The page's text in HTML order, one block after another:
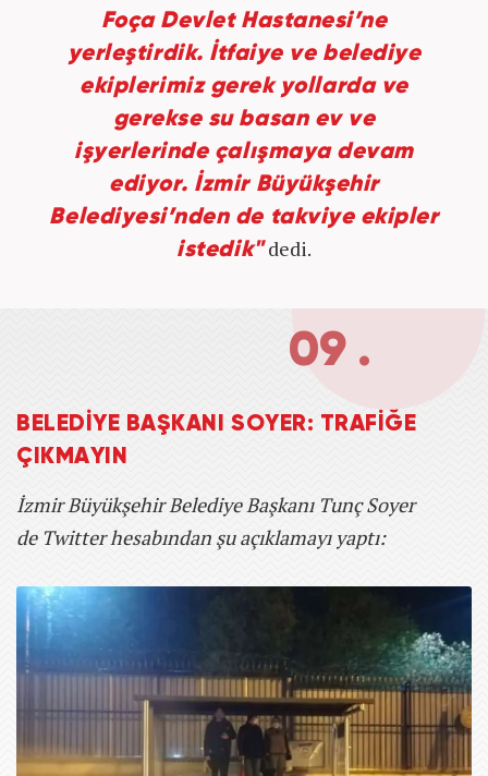
Foça Devlet Hastanesi’ne
yerleştirdik. İtfaiye ve belediye
ekiplerimiz gerek yollarda ve
gerekse su basan ev ve
işyerlerinde çalışmaya devam
ediyor. İzmir Büyükşehir
Belediyesi’nden de takviye ekipler
istedik"dedi.
09 .
BELEDİYE BAŞKANI SOYER: TRAFİĞE
ÇIKMAYIN
İzmir Büyükşehir Belediye Başkanı Tunç Soyer
de Twitter hesabından şu açıklamayı yaptı: